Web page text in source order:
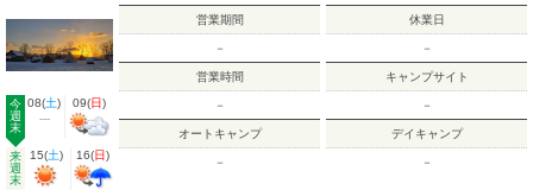
今
週
末
08(土)
---
09(日)
来
週
末
15(土) 16(日)
営業期間
－
休業日
－
営業時間
－
キャンプサイト
－
オートキャンプ
－
デイキャンプ
－